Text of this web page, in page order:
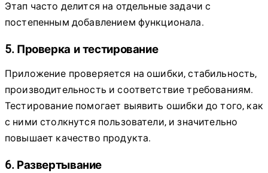
Этап часто делится на отдельные задачи с
постепенным добавлением функционала.
5. Проверка и тестирование
Приложение проверяется на ошибки, стабильность,
производительность и соответствие требованиям.
Тестирование помогает выявить ошибки до того, как
с ними столкнутся пользователи, и значительно
повышает качество продукта.
6. Развертывание